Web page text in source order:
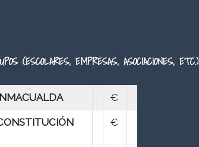
(ESCOLARES, EMPRESAS, ASOCIACIONES, ETC.)
INMACUALDA €
€